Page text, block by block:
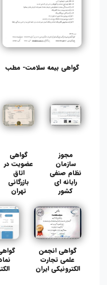
گواهی بیمه سلامت- مطب
مجوز
سازمان
نظام صنفی
رایانه ای
کشور
گواهی
عضویت در
اتاق
بازرگانی
تهران
گواهی انجمن
علمی تجارت
الکترونیکی ایران